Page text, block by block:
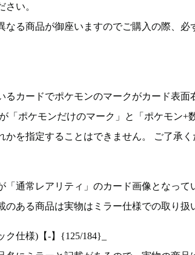
い。
なる商品が御座いますのでご購入の際、必
カードでポケモンのマークがカード表面
「ポケモンだけのマーク」と「ポケモン+
を指定することはできません。 ご了承く
「通常レアリティ」のカード画像となって
ある商品は実物はミラー仕様での取り扱
仕様)【-】{125/184}_